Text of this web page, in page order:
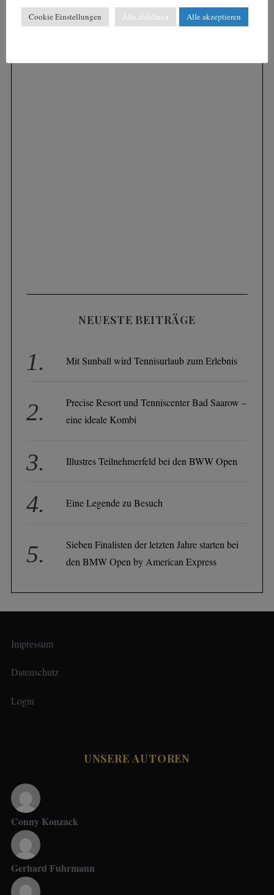
NEUESTE BEITRÄGE
Mit Sunball wird Tennisurlaub zum Erlebnis
Precise Resort und Tenniscenter Bad Saarow –
eine ideale Kombi
Illustres Teilnehmerfeld bei den BWW Open
Eine Legende zu Besuch
Sieben Finalisten der letzten Jahre starten bei
den BMW Open by American Express
Impressum
Datenschutz
Login
UNSERE AUTOREN
Conny Konzack
Gerhard Fuhrmann
Cookie Einstellungen Alle ablehnen Alle akzeptieren